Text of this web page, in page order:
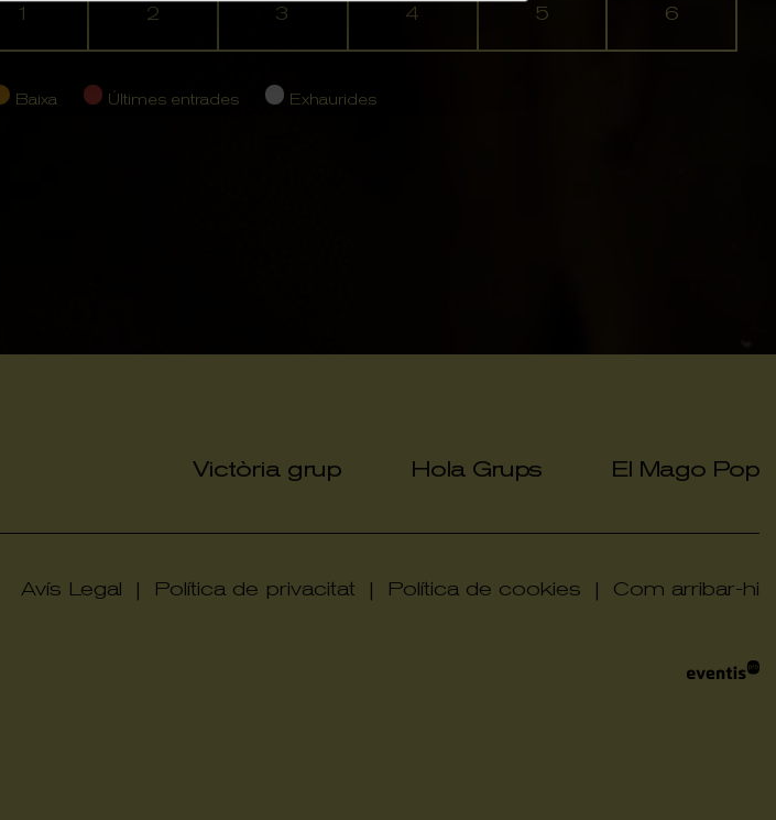
1 2 3 4 5 6
Baixa Últimes entrades Exhaurides
Victòria grup Hola Grups El Mago Pop
Avís Legal | Política de privacitat | Política de cookies | Com arribar-hi